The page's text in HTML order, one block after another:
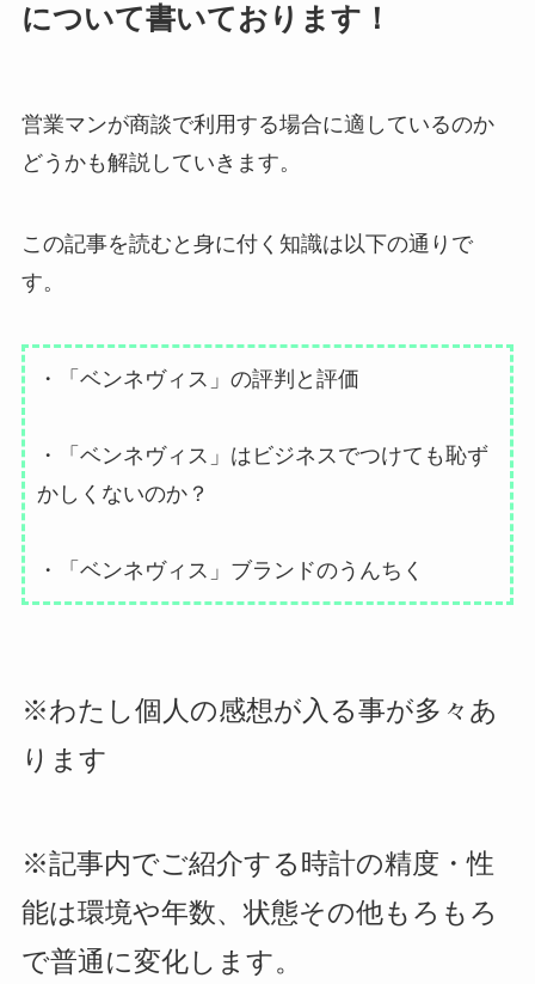
について書いております！
営業マンが商談で利用する場合に適しているのか
どうかも解説していきます。
この記事を読むと身に付く知識は以下の通りで
す。
・「ベンネヴィス」の評判と評価
・「ベンネヴィス」はビジネスでつけても恥ず
かしくないのか？
・「ベンネヴィス」ブランドのうんちく
※わたし個人の感想が入る事が多々あ
ります
※記事内でご紹介する時計の精度・性
能は環境や年数、状態その他もろもろ
で普通に変化します。